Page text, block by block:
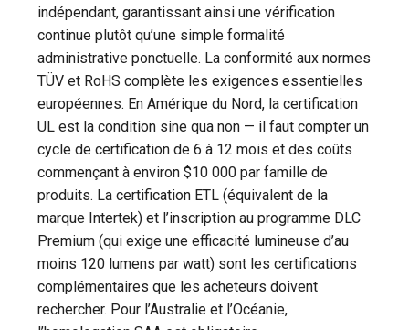
indépendant, garantissant ainsi une vérification
continue plutôt qu’une simple formalité
administrative ponctuelle. La conformité aux normes
TÜV et RoHS complète les exigences essentielles
européennes. En Amérique du Nord, la certification
UL est la condition sine qua non — il faut compter un
cycle de certification de 6 à 12 mois et des coûts
commençant à environ $10 000 par famille de
produits. La certification ETL (équivalent de la
marque Intertek) et l’inscription au programme DLC
Premium (qui exige une efficacité lumineuse d’au
moins 120 lumens par watt) sont les certifications
complémentaires que les acheteurs doivent
rechercher. Pour l’Australie et l’Océanie,